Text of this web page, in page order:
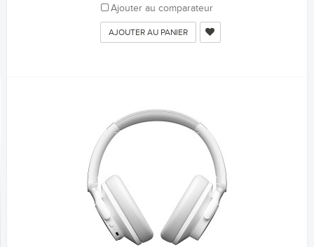
Ajouter au comparateur
AJOUTER AU PANIER